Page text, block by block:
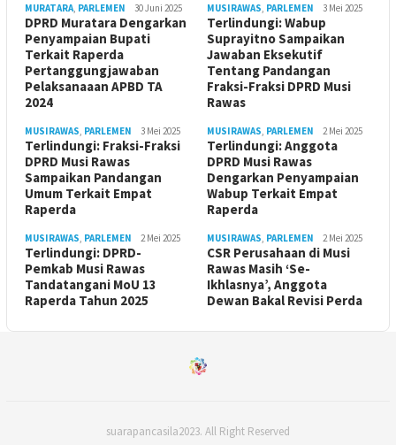
MURATARA PARLEMEN 30 Juni 2025
DPRD Muratara Dengarkan
Penyampaian Bupati
Terkait Raperda
Pertanggungjawaban
Pelaksanaaan APBD TA
2024
MUSIRAWAS PARLEMEN 3 Mei 2025
Terlindungi: Wabup
Suprayitno Sampaikan
Jawaban Eksekutif
Tentang Pandangan
Fraksi-Fraksi DPRD Musi
Rawas
MUSIRAWAS PARLEMEN 3 Mei 2025
Terlindungi: Fraksi-Fraksi
DPRD Musi Rawas
Sampaikan Pandangan
Umum Terkait Empat
Raperda
MUSIRAWAS PARLEMEN 2 Mei 2025
Terlindungi: Anggota
DPRD Musi Rawas
Dengarkan Penyampaian
Wabup Terkait Empat
Raperda
MUSIRAWAS PARLEMEN 2 Mei 2025
Terlindungi: DPRD-
Pemkab Musi Rawas
Tandatangani MoU 13
Raperda Tahun 2025
MUSIRAWAS PARLEMEN 2 Mei 2025
CSR Perusahaan di Musi
Rawas Masih ‘Se-
Ikhlasnya’, Anggota
Dewan Bakal Revisi Perda ‎
suarapancasila2023. All Right Reserved